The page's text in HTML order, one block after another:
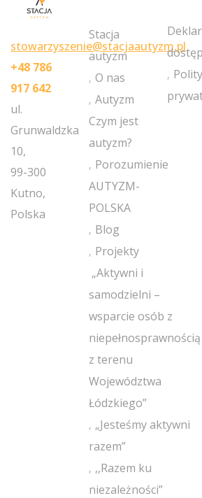
stowarzyszenie@stacjaautyzm.pl
+48 786
917 642
ul.
Grunwaldzka
10,
99-300
Kutno,
Polska
Stacja
autyzm
O nas
Autyzm
Czym jest
autyzm?
Porozumienie
AUTYZM-
POLSKA
Blog
Projekty
„Aktywni i
samodzielni –
wsparcie osób z
niepełnosprawnością
z terenu
Województwa
Łódzkiego”
„Jesteśmy aktywni
razem”
,,Razem ku
niezależności”